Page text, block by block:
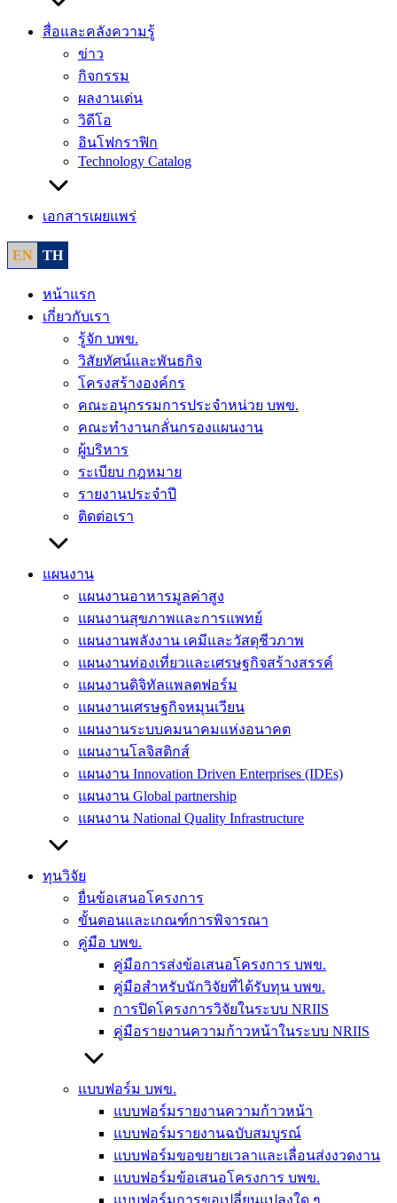
สื่อและคลังความรู้
ข่าว
กิจกรรม
ผลงานเด่น
วิดีโอ
อินโฟกราฟิก
Technology Catalog
เอกสารเผยแพร่
EN TH
หน้าแรก
เกี่ยวกับเรา
รู้จัก บพข.
วิสัยทัศน์และพันธกิจ
โครงสร้างองค์กร
คณะอนุกรรมการประจำหน่วย บพข.
คณะทำงานกลั่นกรองแผนงาน
ผู้บริหาร
ระเบียบ กฎหมาย
รายงานประจำปี
ติดต่อเรา
แผนงาน
แผนงานอาหารมูลค่าสูง
แผนงานสุขภาพและการแพทย์
แผนงานพลังงาน เคมีและวัสดุชีวภาพ
แผนงานท่องเที่ยวและเศรษฐกิจสร้างสรรค์
แผนงานดิจิทัลแพลตฟอร์ม
แผนงานเศรษฐกิจหมุนเวียน
แผนงานระบบคมนาคมแห่งอนาคต
แผนงานโลจิสติกส์
แผนงาน Innovation Driven Enterprises (IDEs)
แผนงาน Global partnership
แผนงาน National Quality Infrastructure
ทุนวิจัย
ยื่นข้อเสนอโครงการ
ขั้นตอนและเกณฑ์การพิจารณา
คู่มือ บพข.
คู่มือการส่งข้อเสนอโครงการ บพข.
คู่มือสำหรับนักวิจัยที่ได้รับทุน บพข.
การปิดโครงการวิจัยในระบบ NRIIS
คู่มือรายงานความก้าวหน้าในระบบ NRIIS
แบบฟอร์ม บพข.
แบบฟอร์มรายงานความก้าวหน้า
แบบฟอร์มรายงานฉบับสมบูรณ์
แบบฟอร์มขอขยายเวลาและเลื่อนส่งงวดงาน
แบบฟอร์มข้อเสนอโครงการ บพข.
แบบฟอร์มการขอเปลี่ยนแปลงใด ๆ